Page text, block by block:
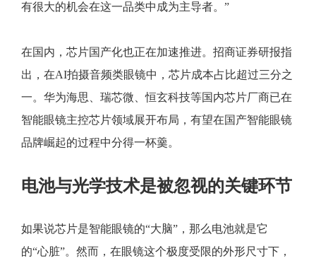
有很大的机会在这一品类中成为主导者。”
在国内，芯片国产化也正在加速推进。招商证券研报指
出，在AI拍摄音频类眼镜中，芯片成本占比超过三分之
一。华为海思、瑞芯微、恒玄科技等国内芯片厂商已在
智能眼镜主控芯片领域展开布局，有望在国产智能眼镜
品牌崛起的过程中分得一杯羹。
电池与光学技术是被忽视的关键环节
如果说芯片是智能眼镜的“大脑”，那么电池就是它
的“心脏”。然而，在眼镜这个极度受限的外形尺寸下，